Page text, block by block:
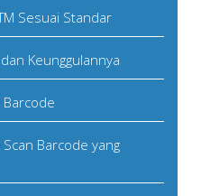
Sesuai Standar
Keunggulannya
Barcode
Scan Barcode yang